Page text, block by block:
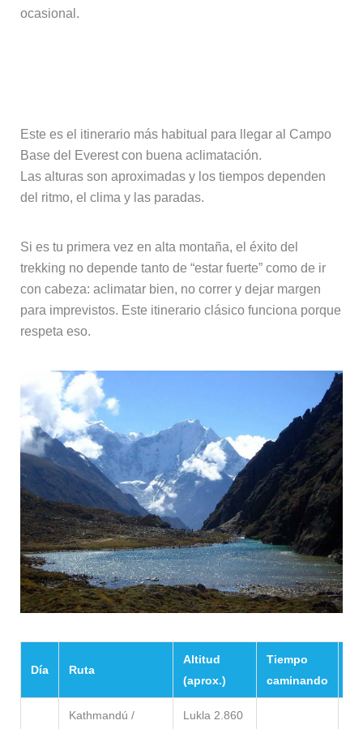
ocasional.
Este es el itinerario más habitual para llegar al Campo
Base del Everest con buena aclimatación.
Las alturas son aproximadas y los tiempos dependen
del ritmo, el clima y las paradas.
Si es tu primera vez en alta montaña, el éxito del
trekking no depende tanto de “estar fuerte” como de ir
con cabeza: aclimatar bien, no correr y dejar margen
para imprevistos. Este itinerario clásico funciona porque
respeta eso.
Día Ruta
Altitud
(aprox.)
Tiempo
caminando
Kathmandú /
Lukla 2.860